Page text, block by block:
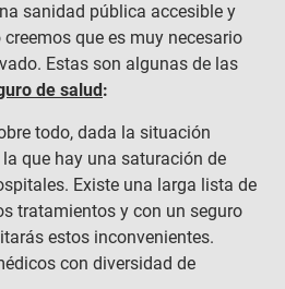
sanidad pública accesible y
que es muy necesario
Estas son algunas de las
de salud:
todo, dada la situación
que hay una saturación de
Existe una larga lista de
tratamientos y con un seguro
estos inconvenientes.
con diversidad de